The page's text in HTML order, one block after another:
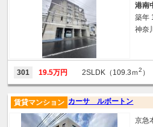
港南
築年
神奈
301 19.5万円 2SLDK（109.3ｍ2 ）
カーサ ルボートン
賃貸マンション
京急